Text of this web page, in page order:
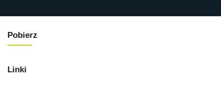
Pobierz
Linki